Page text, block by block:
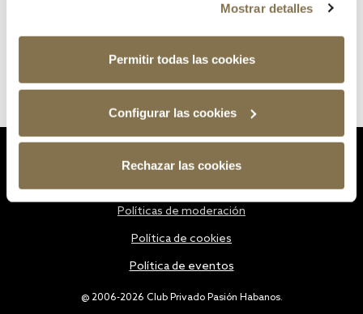
Mostrar detalles
Permitir todas las cookies
Configurar las cookies
Rechazar las cookies
@ 2006-2026 Club Privado Pasión Habanos.
Políticas de moderación
Política de cookies
Política de eventos